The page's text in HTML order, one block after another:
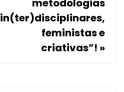
metodologias
in(ter)disciplinares,
feministas e
criativas”! »